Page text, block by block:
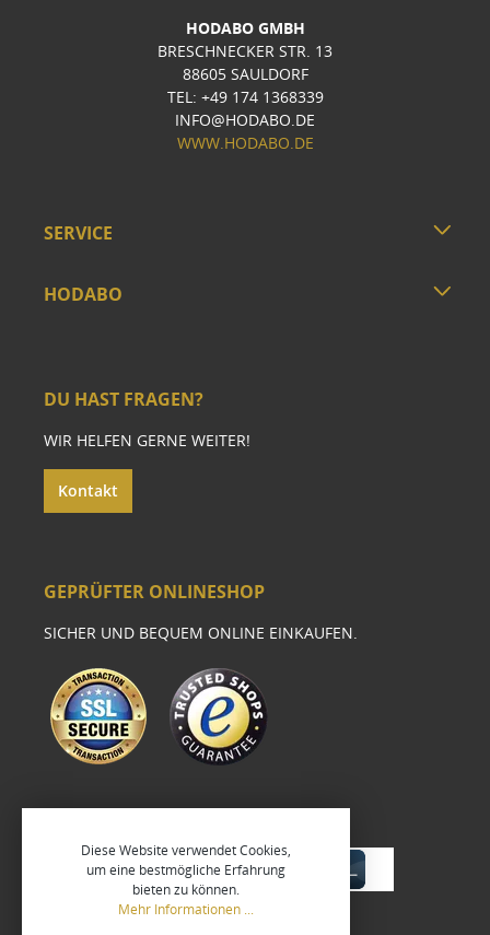
HODABO GMBH
BRESCHNECKER STR. 13
88605 SAULDORF
TEL: +49 174 1368339
INFO@HODABO.DE
WWW.HODABO.DE
SERVICE
HODABO
DU HAST FRAGEN?
WIR HELFEN GERNE WEITER!
Kontakt
GEPRÜFTER ONLINESHOP
SICHER UND BEQUEM ONLINE EINKAUFEN.
Diese Website verwendet Cookies,
um eine bestmögliche Erfahrung
bieten zu können.
Mehr Informationen ...